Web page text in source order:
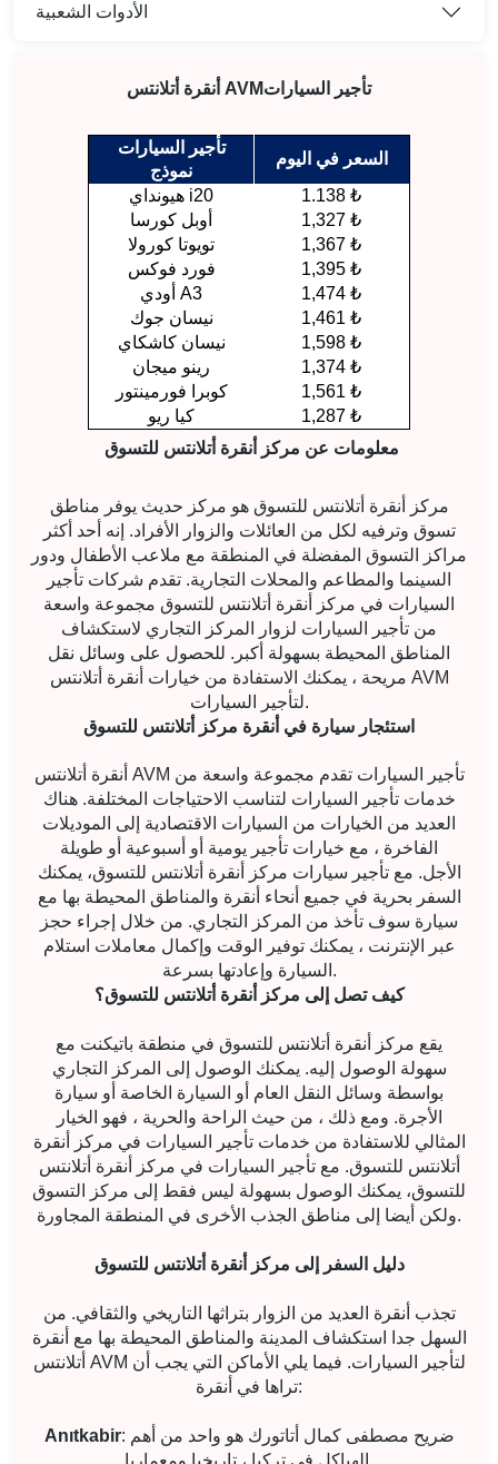
أنقرة أتلانتس AVMتأجير السيارات
تأجير السيارات
نموذج
السعر في اليوم
هيونداي i20
1.138 ₺
أوبل كورسا
1,327 ₺
تويوتا كورولا
1,367 ₺
فورد فوكس
1,395 ₺
أودي A3
1,474 ₺
نيسان جوك
1,461 ₺
نيسان كاشكاي
1,598 ₺
رينو ميجان
1,374 ₺
كوبرا فورمينتور
1,561 ₺
كيا ريو
1,287 ₺
معلومات عن مركز أنقرة أتلانتس للتسوق
مركز أنقرة أتلانتس للتسوق هو مركز حديث يوفر مناطق
تسوق وترفيه لكل من العائلات والزوار الأفراد. إنه أحد أكثر
مراكز التسوق المفضلة في المنطقة مع ملاعب الأطفال ودور
السينما والمطاعم والمحلات التجارية. تقدم شركات تأجير
السيارات في مركز أنقرة أتلانتس للتسوق مجموعة واسعة
من تأجير السيارات لزوار المركز التجاري لاستكشاف
المناطق المحيطة بسهولة أكبر. للحصول على وسائل نقل
مريحة ، يمكنك الاستفادة من خيارات أنقرة أتلانتس AVM
لتأجير السيارات.
استئجار سيارة في أنقرة مركز أتلانتس للتسوق
أنقرة أتلانتس AVM تأجير السيارات تقدم مجموعة واسعة من
خدمات تأجير السيارات لتناسب الاحتياجات المختلفة. هناك
العديد من الخيارات من السيارات الاقتصادية إلى الموديلات
الفاخرة ، مع خيارات تأجير يومية أو أسبوعية أو طويلة
الأجل. مع تأجير سيارات مركز أنقرة أتلانتس للتسوق، يمكنك
السفر بحرية في جميع أنحاء أنقرة والمناطق المحيطة بها مع
سيارة سوف تأخذ من المركز التجاري. من خلال إجراء حجز
عبر الإنترنت ، يمكنك توفير الوقت وإكمال معاملات استلام
السيارة وإعادتها بسرعة.
كيف تصل إلى مركز أنقرة أتلانتس للتسوق؟
يقع مركز أنقرة أتلانتس للتسوق في منطقة باتيكنت مع
سهولة الوصول إليه. يمكنك الوصول إلى المركز التجاري
بواسطة وسائل النقل العام أو السيارة الخاصة أو سيارة
الأجرة. ومع ذلك ، من حيث الراحة والحرية ، فهو الخيار
المثالي للاستفادة من خدمات تأجير السيارات في مركز أنقرة
أتلانتس للتسوق. مع تأجير السيارات في مركز أنقرة أتلانتس
للتسوق، يمكنك الوصول بسهولة ليس فقط إلى مركز التسوق
ولكن أيضا إلى مناطق الجذب الأخرى في المنطقة المجاورة.
دليل السفر إلى مركز أنقرة أتلانتس للتسوق
تجذب أنقرة العديد من الزوار بتراثها التاريخي والثقافي. من
السهل جدا استكشاف المدينة والمناطق المحيطة بها مع أنقرة
أتلانتس AVM لتأجير السيارات. فيما يلي الأماكن التي يجب أن
تراها في أنقرة:
Anıtkabir: ضريح مصطفى كمال أتاتورك هو واحد من أهم
الأدوات الشعبية